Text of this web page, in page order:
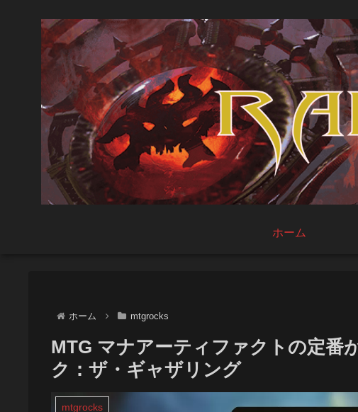
ホーム
ホーム mtgrocks
MTG マナアーティファクトの定番
ク：ザ・ギャザリング
mtgrocks